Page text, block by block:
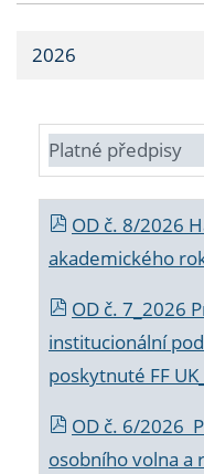
2026
Platné předpisy
OD č. 8/2026
akademického
OD č. 7_2026
institucionální
poskytnuté FF
OD č. 6/2026
osobního volna a